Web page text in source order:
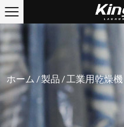
ホーム /製品 /工業用乾燥機